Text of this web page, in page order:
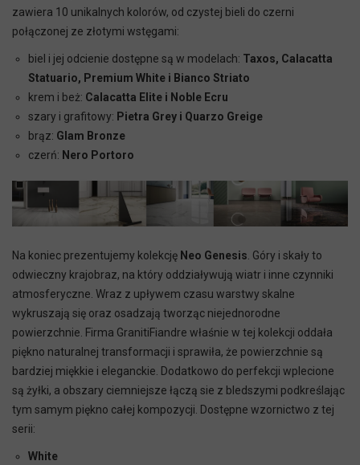
zawiera 10 unikalnych kolorów, od czystej bieli do czerni
połączonej ze złotymi wstęgami:
biel i jej odcienie dostępne są w modelach: Taxos, Calacatta
Statuario, Premium White i Bianco Striato
krem i beż: Calacatta Elite i Noble Ecru
szary i grafitowy: Pietra Grey i Quarzo Greige
brąz: Glam Bronze
czerń: Nero Portoro
Na koniec prezentujemy kolekcję Neo Genesis. Góry i skały to
odwieczny krajobraz, na który oddziaływują wiatr i inne czynniki
atmosferyczne. Wraz z upływem czasu warstwy skalne
wykruszają się oraz osadzają tworząc niejednorodne
powierzchnie. Firma GranitiFiandre właśnie w tej kolekcji oddała
piękno naturalnej transformacji i sprawiła, że powierzchnie są
bardziej miękkie i eleganckie. Dodatkowo do perfekcji wplecione
są żyłki, a obszary ciemniejsze łączą sie z bledszymi podkreślając
tym samym piękno całej kompozycji. Dostępne wzornictwo z tej
serii:
White